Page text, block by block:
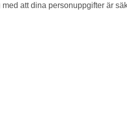
att dina personuppgifter är